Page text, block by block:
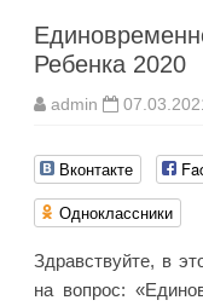
Ребенка 2020
admin
Вконтакте
Одноклассники
Здравствуйте, в
на вопрос: